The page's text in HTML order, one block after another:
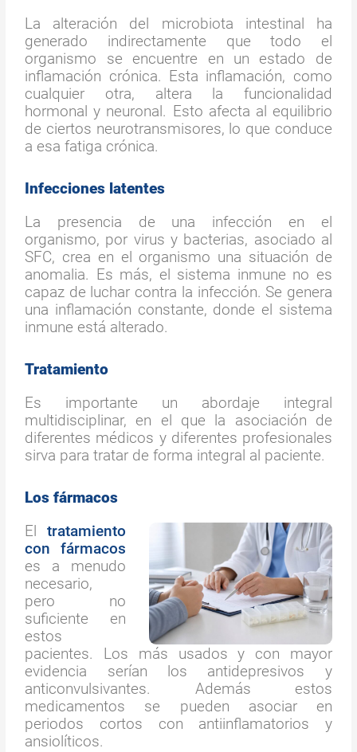
La alteración del microbiota intestinal ha
generado indirectamente que todo el
organismo se encuentre en un estado de
inflamación crónica. Esta inflamación, como
cualquier otra, altera la funcionalidad
hormonal y neuronal. Esto afecta al equilibrio
de ciertos neurotransmisores, lo que conduce
a esa fatiga crónica.
Infecciones latentes
La presencia de una infección en el
organismo, por virus y bacterias, asociado al
SFC, crea en el organismo una situación de
anomalia. Es más, el sistema inmune no es
capaz de luchar contra la infección. Se genera
una inflamación constante, donde el sistema
inmune está alterado.
Tratamiento
Es importante un abordaje integral
multidisciplinar, en el que la asociación de
diferentes médicos y diferentes profesionales
sirva para tratar de forma integral al paciente.
Los fármacos
Eltratamiento
con fármacos
es a menudo
necesario,
pero no
suficiente en
estos
pacientes. Los más usados y con mayor
evidencia serían los antidepresivos y
anticonvulsivantes. Además estos
medicamentos se pueden asociar en
periodos cortos con antiinflamatorios y
ansiolíticos.